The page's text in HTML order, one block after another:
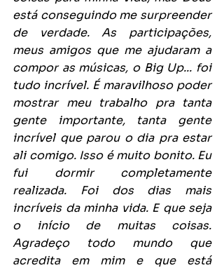
está conseguindo me surpreender
de verdade. As participações,
meus amigos que me ajudaram a
compor as músicas, o Big Up... foi
tudo incrível. É maravilhoso poder
mostrar meu trabalho pra tanta
gente importante, tanta gente
incrível que parou o dia pra estar
ali comigo. Isso é muito bonito. Eu
fui dormir completamente
realizada. Foi dos dias mais
incríveis da minha vida. E que seja
o início de muitas coisas.
Agradeço todo mundo que
acredita em mim e que está